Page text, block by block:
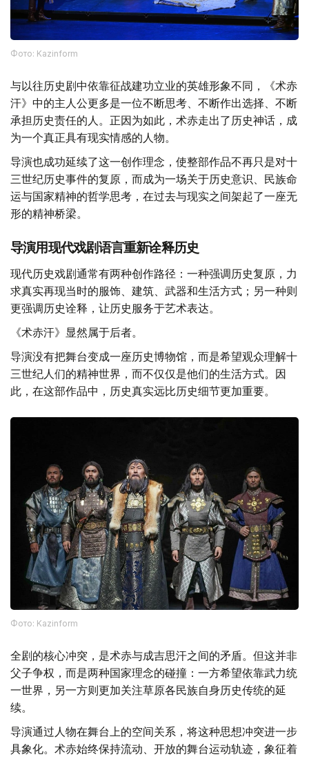
Фото: Kazinform
与以往历史剧中依靠征战建功立业的英雄形象不同，《术赤
汗》中的主人公更多是一位不断思考、不断作出选择、不断
承担历史责任的人。正因为如此，术赤走出了历史神话，成
为一个真正具有现实情感的人物。
导演也成功延续了这一创作理念，使整部作品不再只是对十
三世纪历史事件的复原，而成为一场关于历史意识、民族命
运与国家精神的哲学思考，在过去与现实之间架起了一座无
形的精神桥梁。
导演用现代戏剧语言重新诠释历史
现代历史戏剧通常有两种创作路径：一种强调历史复原，力
求真实再现当时的服饰、建筑、武器和生活方式；另一种则
更强调历史诠释，让历史服务于艺术表达。
《术赤汗》显然属于后者。
导演没有把舞台变成一座历史博物馆，而是希望观众理解十
三世纪人们的精神世界，而不仅仅是他们的生活方式。因
此，在这部作品中，历史真实远比历史细节更加重要。
Фото: Kazinform
全剧的核心冲突，是术赤与成吉思汗之间的矛盾。但这并非
父子争权，而是两种国家理念的碰撞：一方希望依靠武力统
一世界，另一方则更加关注草原各民族自身历史传统的延
续。
导演通过人物在舞台上的空间关系，将这种思想冲突进一步
具象化。术赤始终保持流动、开放的舞台运动轨迹，象征着